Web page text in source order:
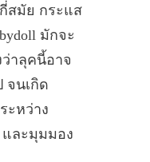
สมัย กระแส
มักจะ
าลุคนี้อาจ
จนเกิด
ะหว่าง
ละมุมมอง